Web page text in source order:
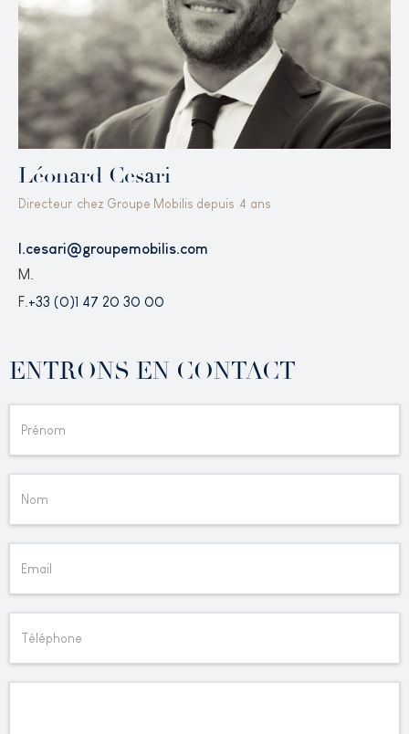
Léonard Cesari
Directeur chez Groupe Mobilis depuis 4 ans
l.cesari@groupemobilis.com
M.
F. +33 (0)1 47 20 30 00
ENTRONS EN CONTACT